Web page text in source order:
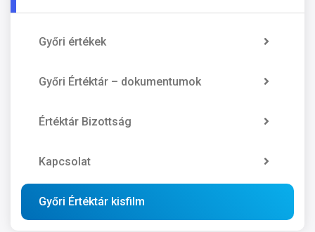
Győri értékek
Győri Értéktár – dokumentumok
Értéktár Bizottság
Kapcsolat
Győri Értéktár kisfilm